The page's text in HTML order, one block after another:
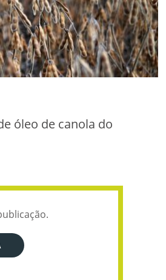
óleo de canola do